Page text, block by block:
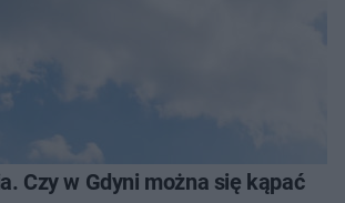
Czy w Gdyni można się kąpać